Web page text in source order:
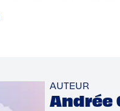
AUTEUR
Andrée